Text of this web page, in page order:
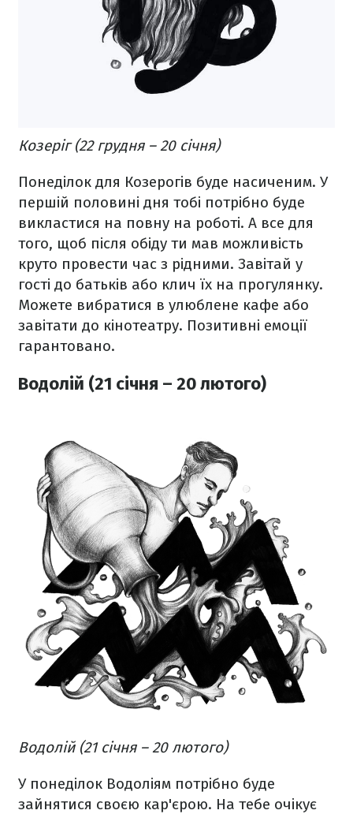
Козеріг (22 грудня – 20 січня)
Понеділок для Козерогів буде насиченим. У
першій половині дня тобі потрібно буде
викластися на повну на роботі. А все для
того, щоб після обіду ти мав можливість
круто провести час з рідними. Завітай у
гості до батьків або клич їх на прогулянку.
Можете вибратися в улюблене кафе або
завітати до кінотеатру. Позитивні емоції
гарантовано.
Водолій (21 січня – 20 лютого)
Водолій (21 січня – 20 лютого)
У понеділок Водоліям потрібно буде
зайнятися своєю кар'єрою. На тебе очікує